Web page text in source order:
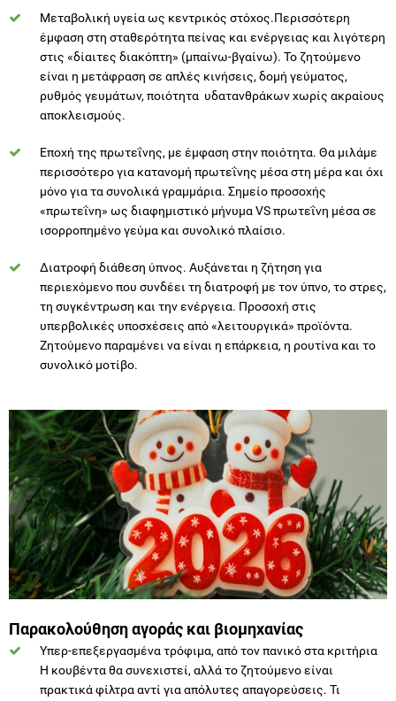
είναι η μετάφραση σε απλές κινήσεις, δομή γεύματος,
ρυθμός γευμάτων, ποιότητα υδατανθράκων χωρίς ακραίους
αποκλεισμούς.
Εποχή της πρωτεΐνης, με έμφαση στην ποιότητα. Θα μιλάμε
περισσότερο για κατανομή πρωτεΐνης μέσα στη μέρα και όχι
«πρωτεΐνη» ως διαφημιστικό μήνυμα VS πρωτεΐνη μέσα σε
ισορροπημένο γεύμα και συνολικό πλαίσιο.
Διατροφή διάθεση ύπνος. Αυξάνεται η ζήτηση για
περιεχόμενο που συνδέει τη διατροφή με τον ύπνο, το στρες,
υπερβολικές υποσχέσεις από «λειτουργικά» προϊόντα.
Ζητούμενο παραμένει να είναι η επάρκεια, η ρουτίνα και το
συνολικό μοτίβο.
Παρακολούθηση αγοράς και βιομηχανίας
Υπερ-επεξεργασμένα τρόφιμα, από τον πανικό στα κριτήρια
πρακτικά φίλτρα αντί για απόλυτες απαγορεύσεις. Τι
μετράει; Η συχνότητα, οι εναλλακτικές, το συνολικό μοτίβο
και η εκπαίδευση στην ανάγνωση ετικετών. Σημείο
προσοχής, να μη γίνει «ό,τι είναι συσκευασμένο είναι κακό».